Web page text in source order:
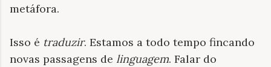
metáfora.
Isso é traduzir. Estamos a todo tempo fincando
novas passagens de linguagem. Falar do